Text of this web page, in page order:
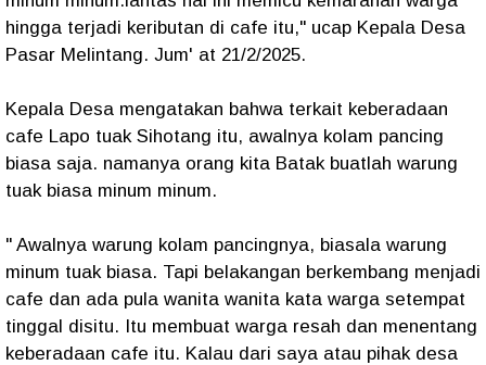
hingga terjadi keributan di cafe itu," ucap Kepala Desa
Pasar Melintang. Jum' at 21/2/2025.
Kepala Desa mengatakan bahwa terkait keberadaan
cafe Lapo tuak Sihotang itu, awalnya kolam pancing
biasa saja. namanya orang kita Batak buatlah warung
tuak biasa minum minum.
" Awalnya warung kolam pancingnya, biasala warung
minum tuak biasa. Tapi belakangan berkembang menjadi
cafe dan ada pula wanita wanita kata warga setempat
tinggal disitu. Itu membuat warga resah dan menentang
keberadaan cafe itu. Kalau dari saya atau pihak desa